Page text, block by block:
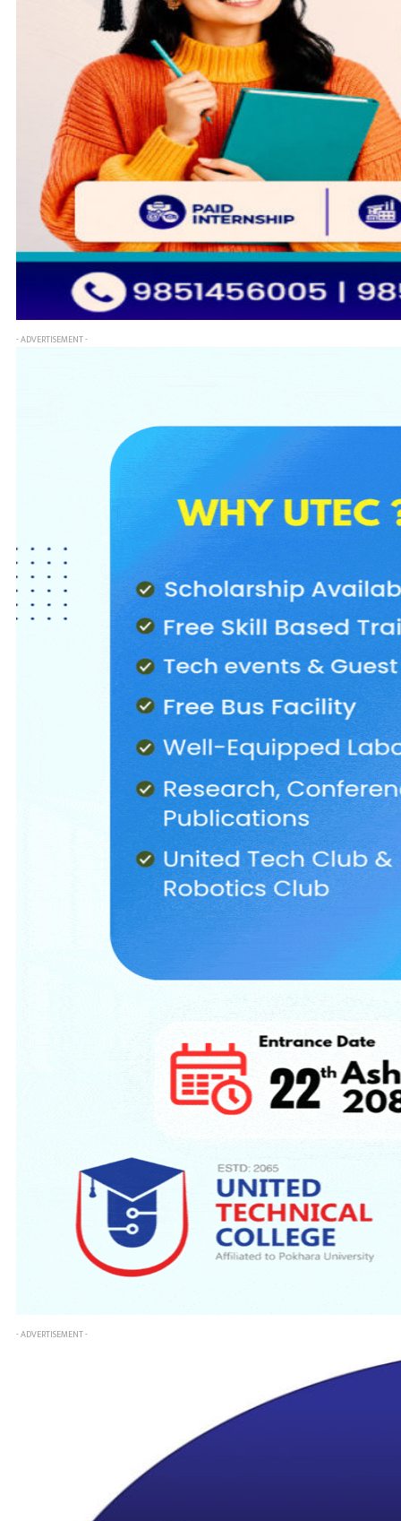
- ADVERTISEMENT -
- ADVERTISEMENT -